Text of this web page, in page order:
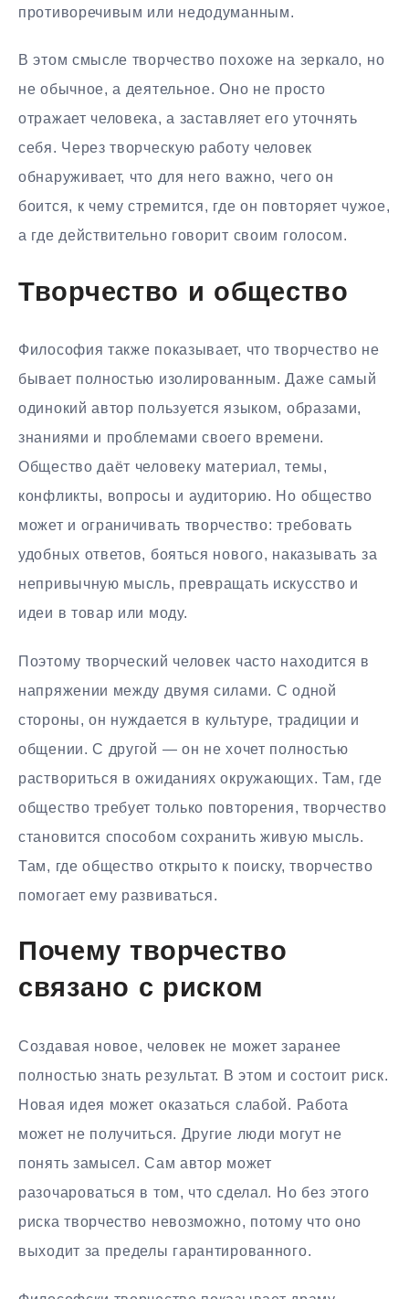
противоречивым или недодуманным.
В этом смысле творчество похоже на зеркало, но
не обычное, а деятельное. Оно не просто
отражает человека, а заставляет его уточнять
себя. Через творческую работу человек
обнаруживает, что для него важно, чего он
боится, к чему стремится, где он повторяет чужое,
а где действительно говорит своим голосом.
Творчество и общество
Философия также показывает, что творчество не
бывает полностью изолированным. Даже самый
одинокий автор пользуется языком, образами,
знаниями и проблемами своего времени.
Общество даёт человеку материал, темы,
конфликты, вопросы и аудиторию. Но общество
может и ограничивать творчество: требовать
удобных ответов, бояться нового, наказывать за
непривычную мысль, превращать искусство и
идеи в товар или моду.
Поэтому творческий человек часто находится в
напряжении между двумя силами. С одной
стороны, он нуждается в культуре, традиции и
общении. С другой — он не хочет полностью
раствориться в ожиданиях окружающих. Там, где
общество требует только повторения, творчество
становится способом сохранить живую мысль.
Там, где общество открыто к поиску, творчество
помогает ему развиваться.
Почему творчество
связано с риском
Создавая новое, человек не может заранее
полностью знать результат. В этом и состоит риск.
Новая идея может оказаться слабой. Работа
может не получиться. Другие люди могут не
понять замысел. Сам автор может
разочароваться в том, что сделал. Но без этого
риска творчество невозможно, потому что оно
выходит за пределы гарантированного.